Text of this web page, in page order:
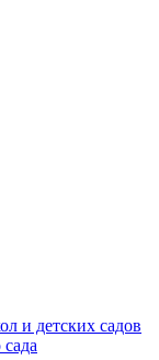
и детских садов